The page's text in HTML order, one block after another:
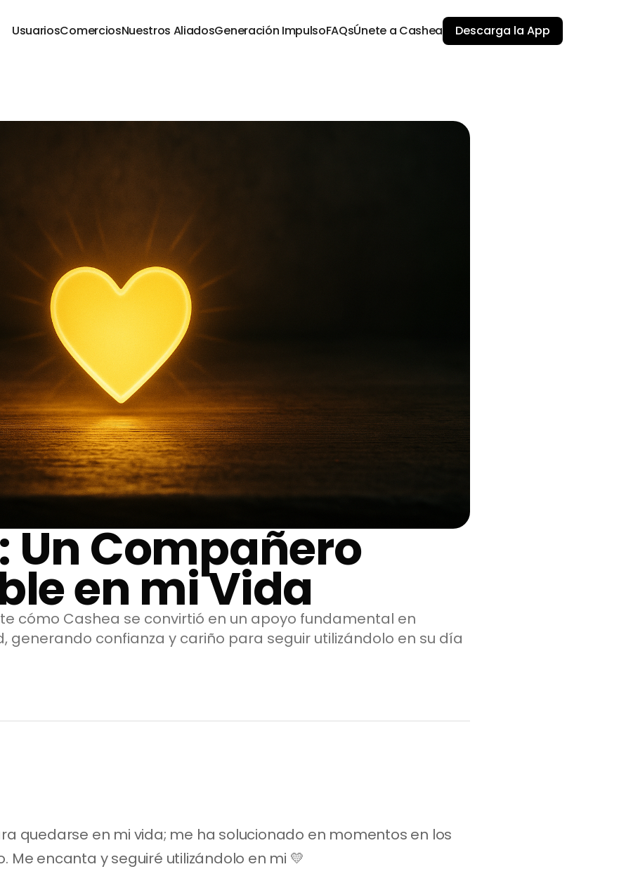
UsuariosComerciosNuestros AliadosGeneración ImpulsoFAQsÚnete a Cashea Descarga la App
Un Compañero
en mi Vida
cómo Cashea se convirtió en un apoyo fundamental en
generando confianza y cariño para seguir utilizándolo en su día
quedarse en mi vida; me ha solucionado en momentos en los
Me encanta y seguiré utilizándolo en mi 💛